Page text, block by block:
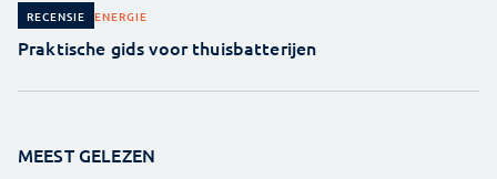
RECENSIE ENERGIE
Praktische gids voor thuisbatterijen
MEEST GELEZEN